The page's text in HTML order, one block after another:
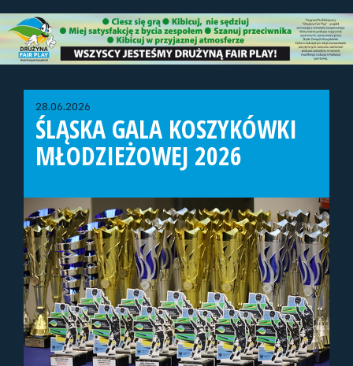
28.06.2026
ŚLĄSKA GALA KOSZYKÓWKI
MŁODZIEŻOWEJ 2026